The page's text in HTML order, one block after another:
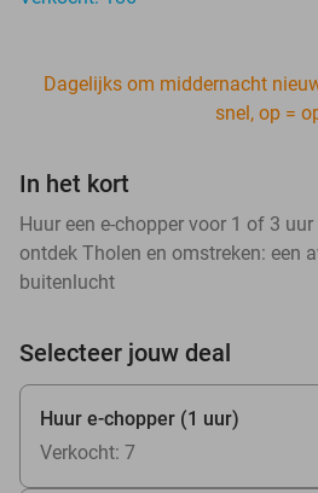
Dagelijks om middernacht
snel, op =
In het kort
Huur een e-chopper voor 1 of 3
ontdek Tholen en omstreken: een
buitenlucht
Selecteer jouw deal
Huur e-chopper (1 uur)
Verkocht: 7